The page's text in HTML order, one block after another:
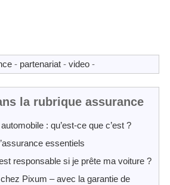
- partenariat - video -
la rubrique assurance
: qu’est-ce que c’est ?
essentiels
responsable si je prête ma voiture ?
Pixum – avec la garantie de